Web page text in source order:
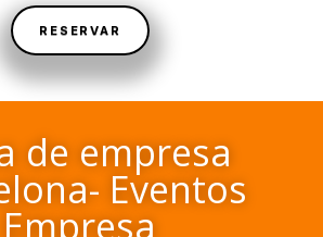
RESERVAR
de empresa
Eventos
Empresa